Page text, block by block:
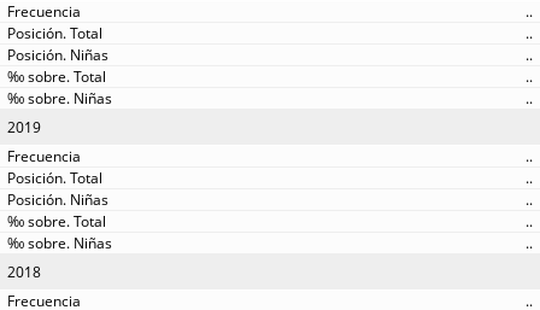
..
..
..
..
..
2019
..
..
..
..
..
2018
..